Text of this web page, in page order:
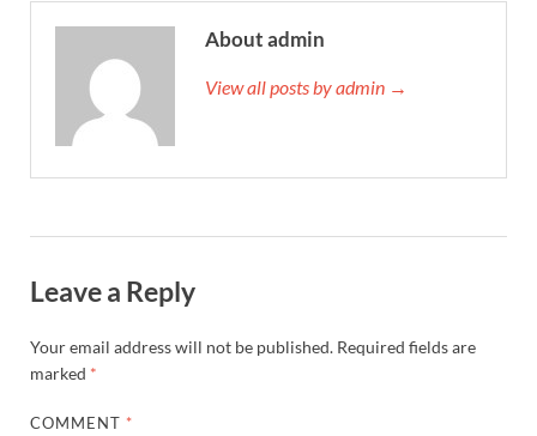
About admin
View all posts by admin →
Leave a Reply
Your email address will not be published. Required fields are
marked *
COMMENT *